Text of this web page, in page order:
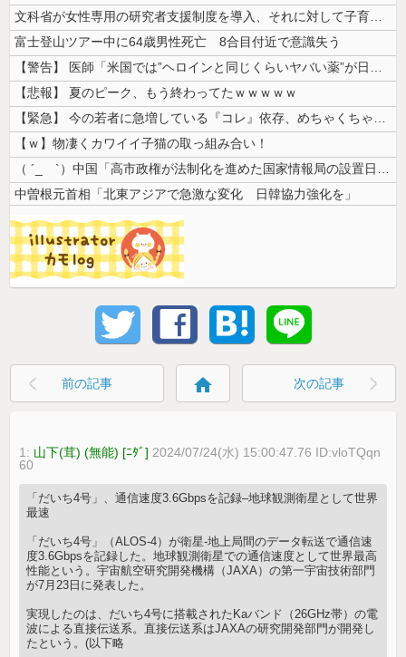
文科省が女性専用の研究者支援制度を導入、それに対して子育て負担に苦しむ...
富士登山ツアー中に64歳男性死亡 8合目付近で意識失う
【警告】 医師「米国では”ヘロインと同じくらいヤバい薬”が日本では平気...
【悲報】 夏のピーク、もう終わってたｗｗｗｗｗ
【緊急】 今の若者に急増している『コレ』依存、めちゃくちゃ深刻な模様w...
【ｗ】物凄くカワイイ子猫の取っ組み合い！
（ ´_ゝ`）中国「高市政権が法制化を進めた国家情報局の設置日が7月3...
中曽根元首相「北東アジアで急激な変化 日韓協力強化を」
前の記事 home 次の記事
1: 山下(茸) (無能) [ﾆﾀﾞ] 2024/07/24(水) 15:00:47.76 ID:vloTQqn
60
「だいち4号」、通信速度3.6Gbpsを記録–地球観測衛星として世界
最速
「だいち4号」（ALOS-4）が衛星-地上局間のデータ転送で通信速
度3.6Gbpsを記録した。地球観測衛星での通信速度として世界最高
性能という。宇宙航空研究開発機構（JAXA）の第一宇宙技術部門
が7月23日に発表した。
実現したのは、だいち4号に搭載されたKaバンド（26GHz帯）の電
波による直接伝送系。直接伝送系はJAXAの研究開発部門が開発し
たという。(以下略